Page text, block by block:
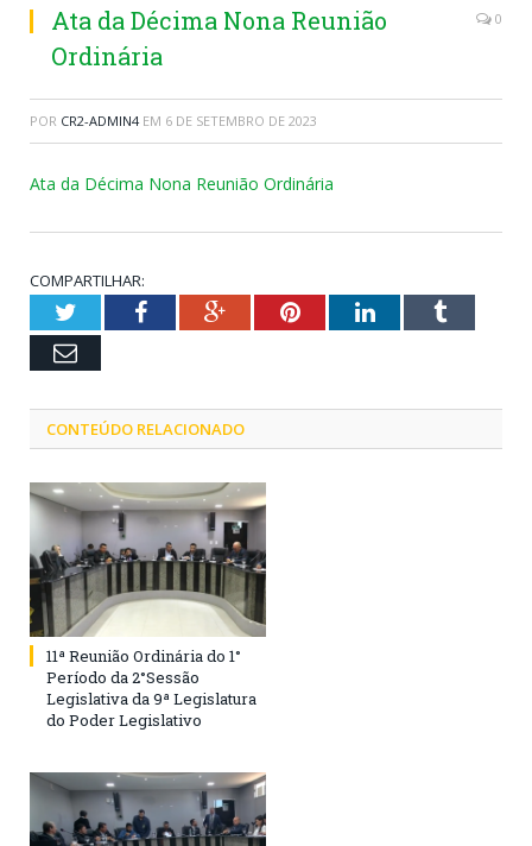
Ata da Décima Nona Reunião
Ordinária
0
POR CR2-ADMIN4 EM 6 DE SETEMBRO DE 2023
Ata da Décima Nona Reunião Ordinária
COMPARTILHAR:
TwitterFacebookGoogle+PinterestLinkedInTumblr
Email
CONTEÚDO RELACIONADO
11ª Reunião Ordinária do 1°
Período da 2°Sessão
Legislativa da 9ª Legislatura
do Poder Legislativo